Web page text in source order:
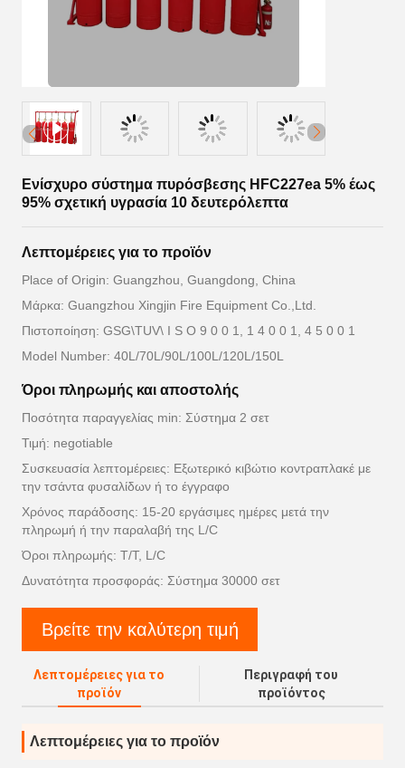
Ενίσχυρο σύστημα πυρόσβεσης HFC227ea 5% έως
95% σχετική υγρασία 10 δευτερόλεπτα
Λεπτομέρειες για το προϊόν
Place of Origin: Guangzhou, Guangdong, China
Μάρκα: Guangzhou Xingjin Fire Equipment Co.,Ltd.
Πιστοποίηση: GSG\TUV\ I S O 9 0 0 1, 1 4 0 0 1, 4 5 0 0 1
Model Number: 40L/70L/90L/100L/120L/150L
Όροι πληρωμής και αποστολής
Ποσότητα παραγγελίας min: Σύστημα 2 σετ
Τιμή: negotiable
Συσκευασία λεπτομέρειες: Εξωτερικό κιβώτιο κοντραπλακέ με
την τσάντα φυσαλίδων ή το έγγραφο
Χρόνος παράδοσης: 15-20 εργάσιμες ημέρες μετά την
πληρωμή ή την παραλαβή της L/C
Όροι πληρωμής: T/T, L/C
Δυνατότητα προσφοράς: Σύστημα 30000 σετ
Βρείτε την καλύτερη τιμή
Λεπτομέρειες για το
προϊόν
Περιγραφή του
προϊόντος
Λεπτομέρειες για το προϊόν